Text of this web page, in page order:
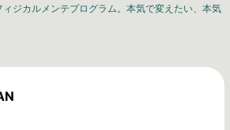
ジカルメンテプログラム。本気で変えたい、本気